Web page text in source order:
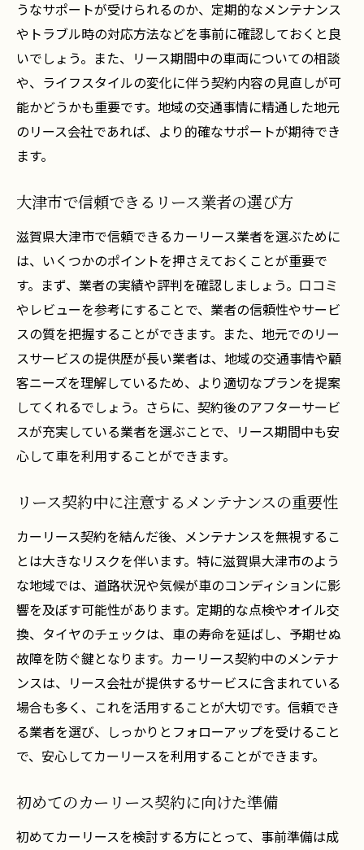
うなサポートが受けられるのか、定期的なメンテナンス
やトラブル時の対応方法などを事前に確認しておくと良
いでしょう。また、リース期間中の車両についての相談
や、ライフスタイルの変化に伴う契約内容の見直しが可
能かどうかも重要です。地域の交通事情に精通した地元
のリース会社であれば、より的確なサポートが期待でき
ます。
大津市で信頼できるリース業者の選び方
滋賀県大津市で信頼できるカーリース業者を選ぶために
は、いくつかのポイントを押さえておくことが重要で
す。まず、業者の実績や評判を確認しましょう。口コミ
やレビューを参考にすることで、業者の信頼性やサービ
スの質を把握することができます。また、地元でのリー
スサービスの提供歴が長い業者は、地域の交通事情や顧
客ニーズを理解しているため、より適切なプランを提案
してくれるでしょう。さらに、契約後のアフターサービ
スが充実している業者を選ぶことで、リース期間中も安
心して車を利用することができます。
リース契約中に注意するメンテナンスの重要性
カーリース契約を結んだ後、メンテナンスを無視するこ
とは大きなリスクを伴います。特に滋賀県大津市のよう
な地域では、道路状況や気候が車のコンディションに影
響を及ぼす可能性があります。定期的な点検やオイル交
換、タイヤのチェックは、車の寿命を延ばし、予期せぬ
故障を防ぐ鍵となります。カーリース契約中のメンテナ
ンスは、リース会社が提供するサービスに含まれている
場合も多く、これを活用することが大切です。信頼でき
る業者を選び、しっかりとフォローアップを受けること
で、安心してカーリースを利用することができます。
初めてのカーリース契約に向けた準備
初めてカーリースを検討する方にとって、事前準備は成